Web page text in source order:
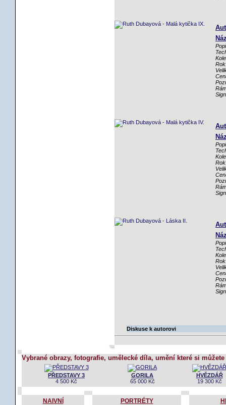
Diskuse k autorovi
Vybrané obrazy, fotografie, umělecké díla, umění které si
PŘEDSTAVY 3
4 500 Kč
GORILA
65 000 Kč
HVĚZDÁŘ
19 300 Kč
NAIVNÍ PORTRÉTY